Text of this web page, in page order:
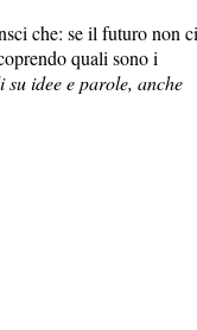
che: se il futuro non ci
quali sono i
idee e parole, anche